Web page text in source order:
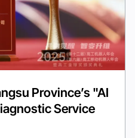
Province’s "AI
Service